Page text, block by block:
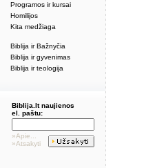
Programos ir kursai
Homilijos
Kita medžiaga
Biblija ir Bažnyčia
Biblija ir gyvenimas
Biblija ir teologija
Biblija.lt naujienos
el. paštu:
»Apie...
»Atsakyti